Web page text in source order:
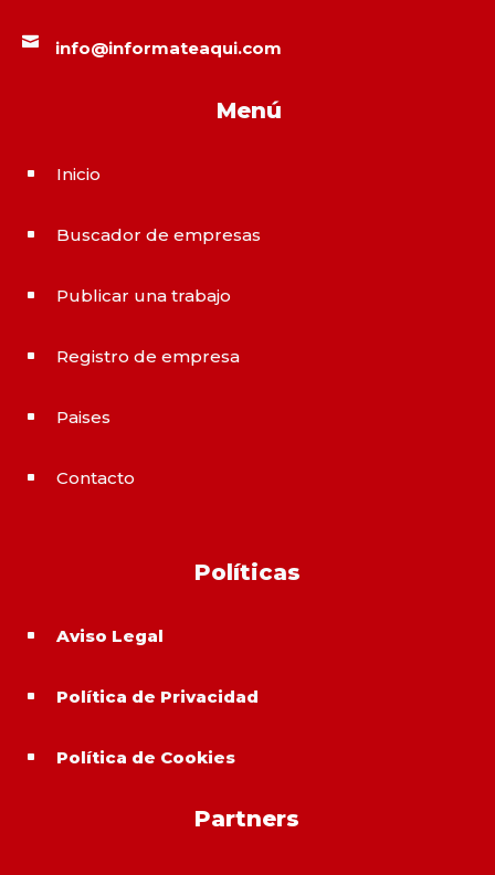
 info@informateaqui.com
Menú
^ Inicio
^ Buscador de empresas
^ Publicar una trabajo
^ Registro de empresa
^ Paises
^ Contacto
Políticas
^ Aviso Legal
^ Política de Privacidad
^ Política de Cookies
Partners